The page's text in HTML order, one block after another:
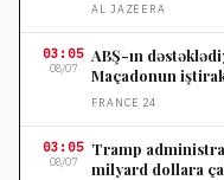
AL JAZEERA
03:05
08/07
ABŞ-ın
Maçadonun
FRANCE 24
03:05
08/07
Tramp
milyard dollara